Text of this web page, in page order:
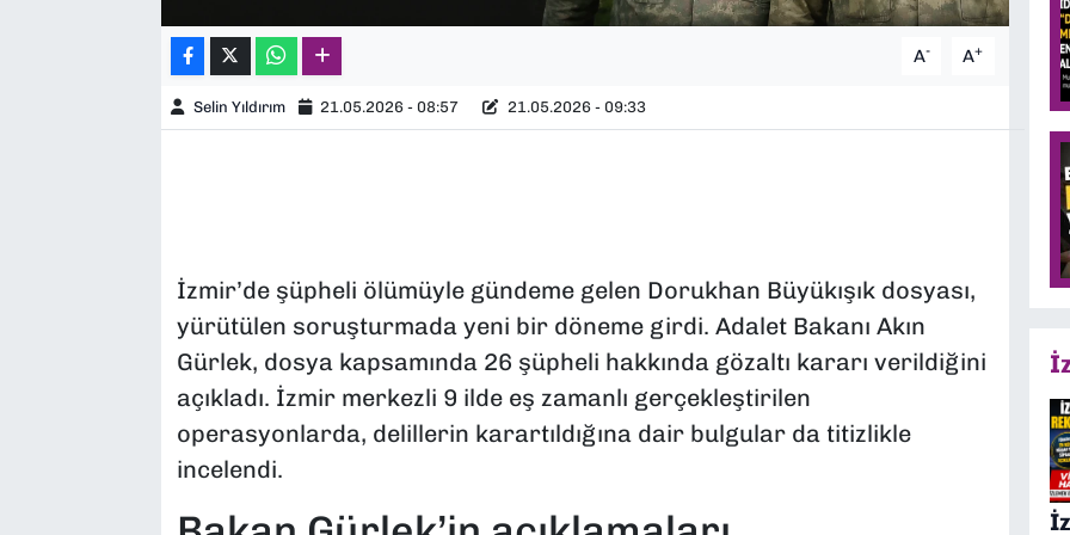
A- A+
Selin Yıldırım 21.05.2026 - 08:57 21.05.2026 - 09:33
İzmir’de şüpheli ölümüyle gündeme gelen Dorukhan Büyükışık dosyası,
yürütülen soruşturmada yeni bir döneme girdi. Adalet Bakanı Akın
Gürlek, dosya kapsamında 26 şüpheli hakkında gözaltı kararı verildiğini
açıkladı. İzmir merkezli 9 ilde eş zamanlı gerçekleştirilen
operasyonlarda, delillerin karartıldığına dair bulgular da titizlikle
incelendi.